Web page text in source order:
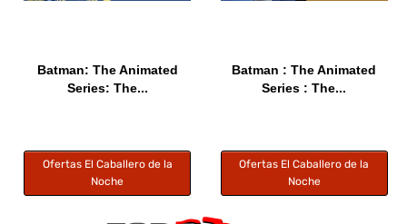
Batman: The Animated
Series: The...
Ofertas El Caballero de la
Noche
Batman : The Animated
Series : The...
Ofertas El Caballero de la
Noche